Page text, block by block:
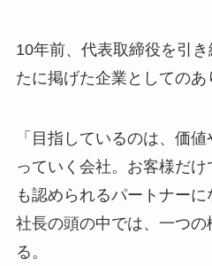
10年前、代表取締役を引
たに掲げた企業としてのあ
「目指しているのは、価
っていく会社。お客様だ
も認められるパートナー
社長の頭の中では、一つ
る。